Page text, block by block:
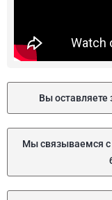
Вы оставляете
Мы связываемся